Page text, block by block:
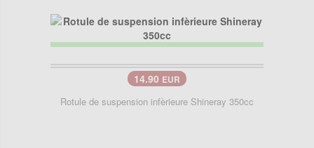
14.90 EUR
Rotule de suspension infèrieure Shineray 350cc